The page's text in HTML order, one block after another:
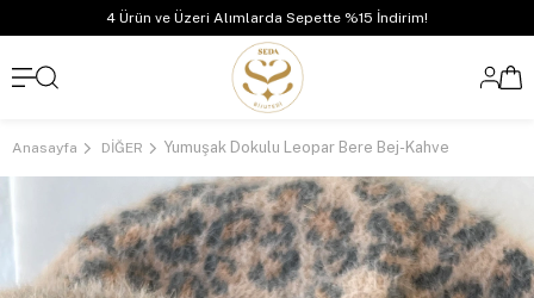
4 Ürün ve Üzeri Alımlarda Sepette %15 İndirim!
Anasayfa DİĞER Yumuşak Dokulu Leopar Bere Bej-Kahve